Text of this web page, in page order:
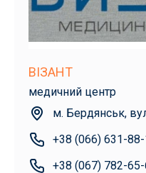
ВІЗАНТ
медичний центр
м. Бердянськ,
+38 (066) 631-
+38 (067) 782-